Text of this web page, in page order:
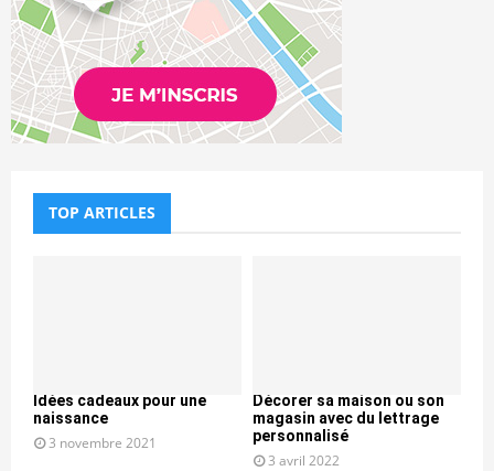
TOP ARTICLES
Idées cadeaux pour une
naissance
3 novembre 2021
Décorer sa maison ou son
magasin avec du lettrage
personnalisé
3 avril 2022